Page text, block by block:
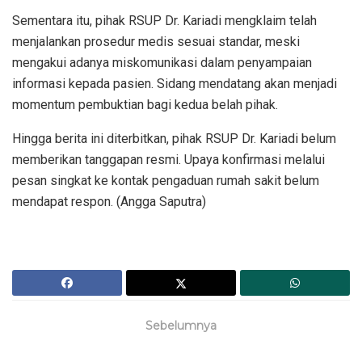
Sementara itu, pihak RSUP Dr. Kariadi mengklaim telah
menjalankan prosedur medis sesuai standar, meski
mengakui adanya miskomunikasi dalam penyampaian
informasi kepada pasien. Sidang mendatang akan menjadi
momentum pembuktian bagi kedua belah pihak.
Hingga berita ini diterbitkan, pihak RSUP Dr. Kariadi belum
memberikan tanggapan resmi. Upaya konfirmasi melalui
pesan singkat ke kontak pengaduan rumah sakit belum
mendapat respon. (Angga Saputra)
Sebelumnya